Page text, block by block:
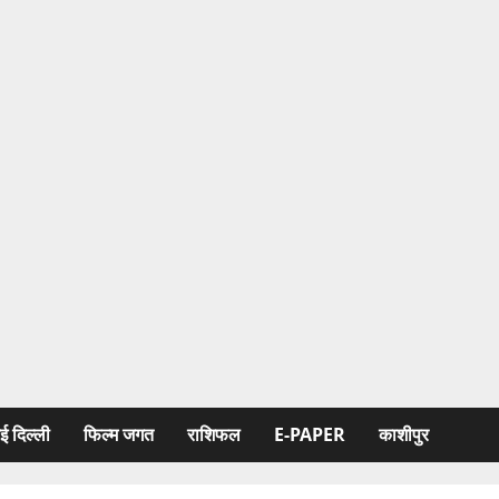
दिल्ली फिल्‍म जगत राशिफल E-PAPER काशीपुर